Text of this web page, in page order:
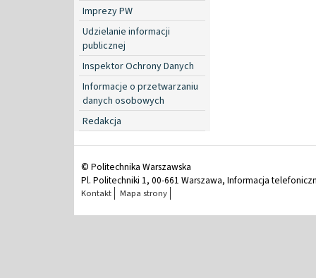
Imprezy PW
Udzielanie informacji
publicznej
Inspektor Ochrony Danych
Informacje o przetwarzaniu
danych osobowych
Redakcja
© Politechnika Warszawska
Pl. Politechniki 1, 00-661 Warszawa, Informacja
Kontakt Mapa strony